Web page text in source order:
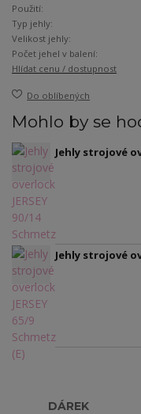
Použití:
Typ jehly:
Velikost jehly:
Počet jehel v balení:
Hlídat cenu / dostupnost
Do oblíbených
Mohlo by se
Jehly strojové
Jehly strojové
DÁREK